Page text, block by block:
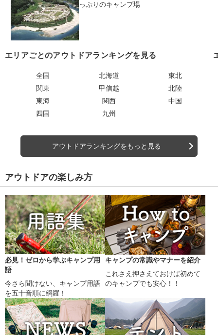
っぷりのキャンプ場
エリアごとのアウトドアランキングを見る
全国 北海道
東北
関東
甲信越
北陸
東海
関西
中国
四国
九州
アウトドアランキングをもっと見る
アウトドアの楽しみ方
必見！ゼロから学ぶキャンプ用
語
今さら聞けない、キャンプ用語
を五十音順に網羅！
キャンプの常識やマナーを紹介
これさえ押さえておけば初めて
のキャンプでも安心！！